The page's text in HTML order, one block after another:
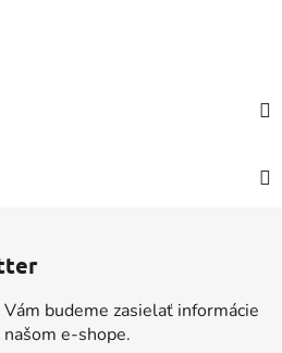
budeme zasielať informácie
e-shope.